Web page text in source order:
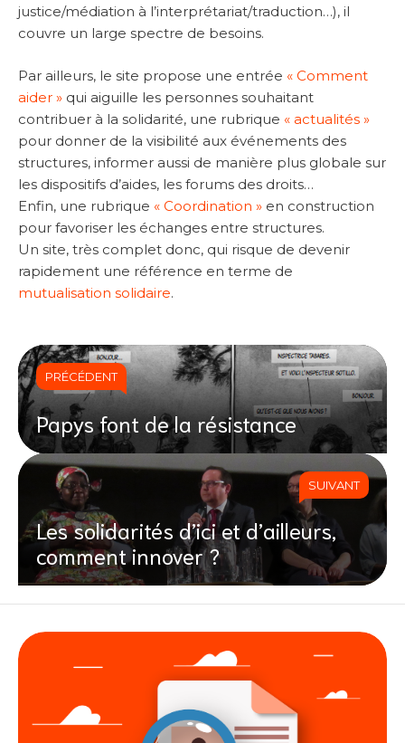
justice/médiation à l’interprétariat/traduction…), il
couvre un large spectre de besoins.
Par ailleurs, le site propose une entrée « Comment
aider » qui aiguille les personnes souhaitant
contribuer à la solidarité, une rubrique « actualités »
pour donner de la visibilité aux événements des
structures, informer aussi de manière plus globale sur
les dispositifs d’aides, les forums des droits…
Enfin, une rubrique « Coordination » en construction
pour favoriser les échanges entre structures.
Un site, très complet donc, qui risque de devenir
rapidement une référence en terme de
mutualisation solidaire.
PRÉCÉDENT
Papys font de la résistance
SUIVANT
Les solidarités d’ici et d’ailleurs,
comment innover ?